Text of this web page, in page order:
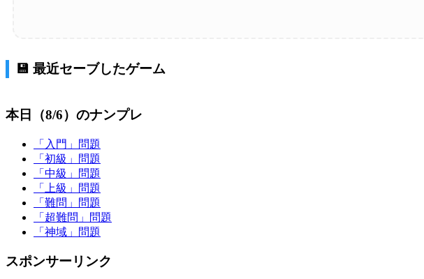
💾 最近セーブしたゲーム
本日（8/6）のナンプレ
「入門」問題
「初級」問題
「中級」問題
「上級」問題
「難問」問題
「超難問」問題
「神域」問題
スポンサーリンク